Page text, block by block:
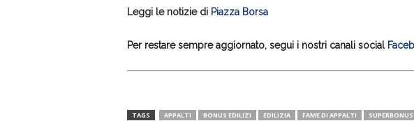
Leggi le notizie di Piazza Borsa
Per restare sempre aggiornato, segui i nostri canali social
TAGS APPALTI BONUS EDILIZI EDILIZIA FAME DI APPALTI SUPERBONUS